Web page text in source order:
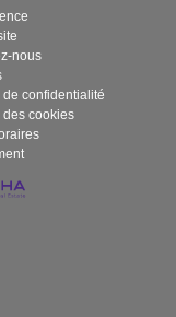
nous
de confidentialité
des cookies